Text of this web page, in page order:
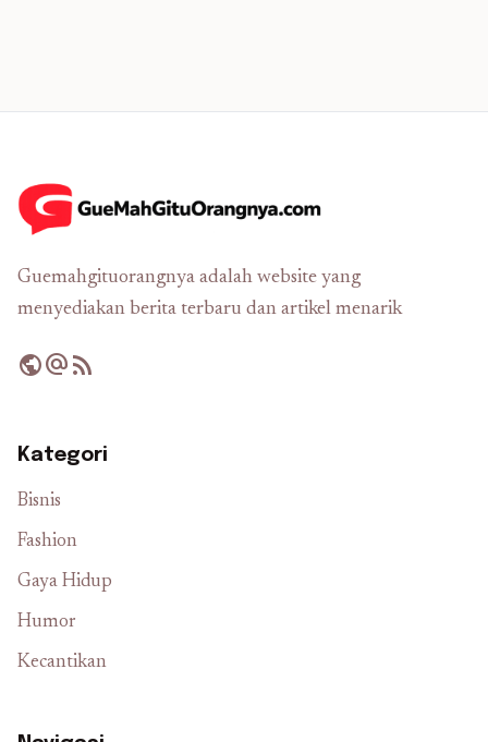
Guemahgituorangnya adalah website yang
menyediakan berita terbaru dan artikel menarik
publicalternate_emailrss_feed
Kategori
Bisnis
Fashion
Gaya Hidup
Humor
Kecantikan